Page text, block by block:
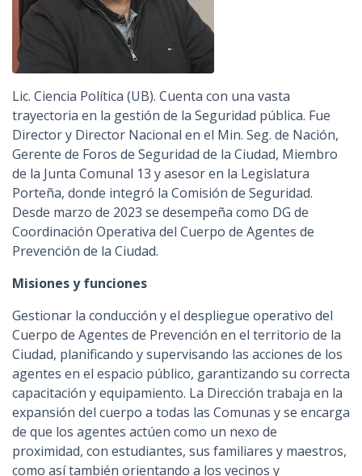
Lic. Ciencia Política (UB). Cuenta con una vasta
trayectoria en la gestión de la Seguridad pública. Fue
Director y Director Nacional en el Min. Seg. de Nación,
Gerente de Foros de Seguridad de la Ciudad, Miembro
de la Junta Comunal 13 y asesor en la Legislatura
Porteña, donde integró la Comisión de Seguridad.
Desde marzo de 2023 se desempeña como DG de
Coordinación Operativa del Cuerpo de Agentes de
Prevención de la Ciudad.
Misiones y funciones
Gestionar la conducción y el despliegue operativo del
Cuerpo de Agentes de Prevención en el territorio de la
Ciudad, planificando y supervisando las acciones de los
agentes en el espacio público, garantizando su correcta
capacitación y equipamiento. La Dirección trabaja en la
expansión del cuerpo a todas las Comunas y se encarga
de que los agentes actúen como un nexo de
proximidad, con estudiantes, sus familiares y maestros,
como así también orientando a los vecinos y